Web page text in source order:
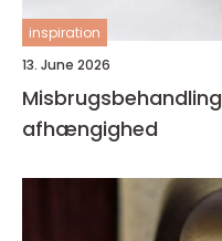
inspiration
13. June 2026
Misbrugsbehandling vejen til et liv uden
afhængighed